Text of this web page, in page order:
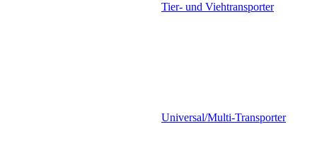
Tier- und Viehtransporter
Universal/Multi-Transporter